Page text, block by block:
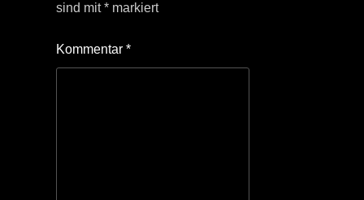
sind mit* markiert
Kommentar *